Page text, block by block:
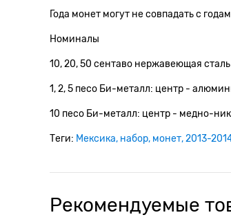
Года монет могут не совпадать с
Номиналы
10, 20, 50 сентаво нержавеющая сталь
1, 2, 5 песо Би-металл: центр -
10 песо Би-металл: центр - медно-
Теги: Мексика набор монет 2013-
Рекомендуемые